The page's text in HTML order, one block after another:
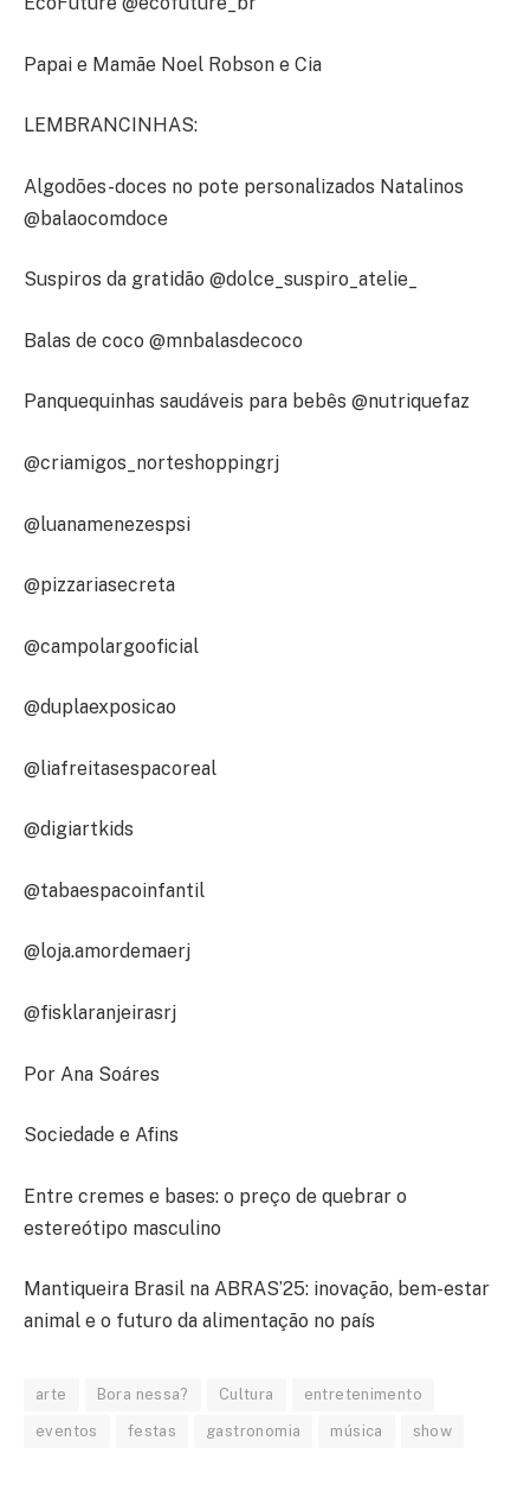
Papai e Mamãe Noel Robson e Cia
LEMBRANCINHAS:
Algodões-doces no pote personalizados Natalinos
@balaocomdoce
Suspiros da gratidão @dolce_suspiro_atelie_
Balas de coco @mnbalasdecoco
Panquequinhas saudáveis para bebês @nutriquefaz
@criamigos_norteshoppingrj
@luanamenezespsi
@pizzariasecreta
@campolargooficial
@duplaexposicao
@liafreitasespacoreal
@digiartkids
@tabaespacoinfantil
@loja.amordemaerj
@fisklaranjeirasrj
Por Ana Soáres
Sociedade e Afins
Entre cremes e bases: o preço de quebrar o
estereótipo masculino
Mantiqueira Brasil na ABRAS’25: inovação, bem-estar
animal e o futuro da alimentação no país
arte Bora nessa? Cultura entretenimento
eventos festas gastronomia música show